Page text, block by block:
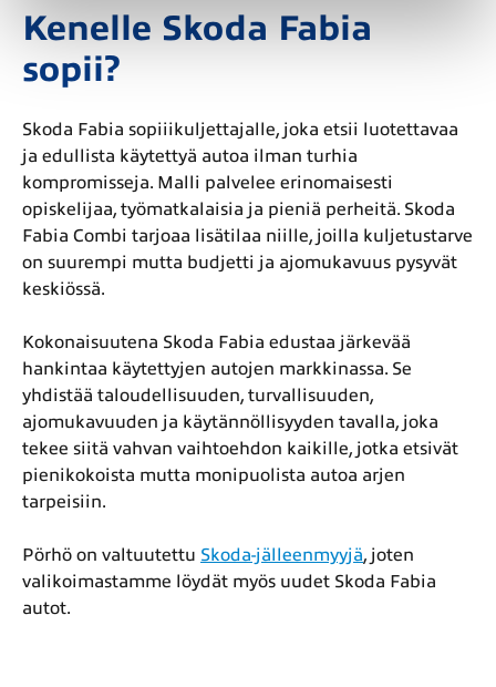
Kenelle Skoda Fabia
sopii?
Skoda Fabia sopiiikuljettajalle, joka etsii luotettavaa
ja edullista käytettyä autoa ilman turhia
kompromisseja. Malli palvelee erinomaisesti
opiskelijaa, työmatkalaisia ja pieniä perheitä. Skoda
Fabia Combi tarjoaa lisätilaa niille, joilla kuljetustarve
on suurempi mutta budjetti ja ajomukavuus pysyvät
keskiössä.
Kokonaisuutena Skoda Fabia edustaa järkevää
hankintaa käytettyjen autojen markkinassa. Se
yhdistää taloudellisuuden, turvallisuuden,
ajomukavuuden ja käytännöllisyyden tavalla, joka
tekee siitä vahvan vaihtoehdon kaikille, jotka etsivät
pienikokoista mutta monipuolista autoa arjen
tarpeisiin.
Pörhö on valtuutettu Skoda-jälleenmyyjä, joten
valikoimastamme löydät myös uudet Skoda Fabia
autot.